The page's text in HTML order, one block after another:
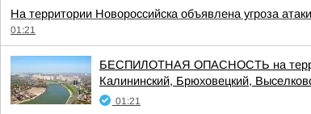
На территории Новороссийска объявлена угроза
01:21
БЕСПИЛОТНАЯ ОПАСНОСТЬ на
Калининский, Брюховецкий,
01:21